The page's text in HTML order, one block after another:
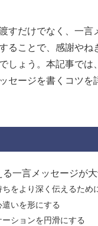
すだけでなく、一
ることで、感謝や
しょう。本記事で
セージを書くコツを
る一言メッセージが
をより深く伝えるため
いを形にする
ーションを円滑にする